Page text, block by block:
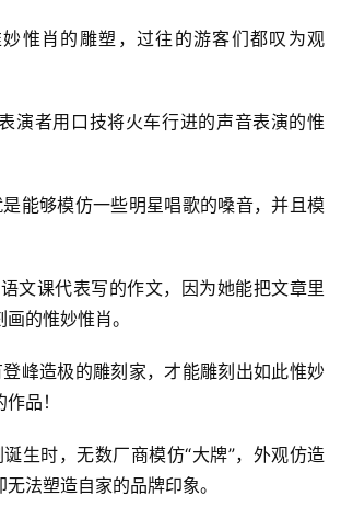
惟肖的雕塑，过往的游客们都叹为观
演者用口技将火车行进的声音表演的惟
能够模仿一些明星唱歌的嗓音，并且模
文课代表写的作文，因为她能把文章里
的惟妙惟肖。
峰造极的雕刻家，才能雕刻出如此惟妙
品！
生时，无数厂商模仿“大牌”，外观仿造
法塑造自家的品牌印象。